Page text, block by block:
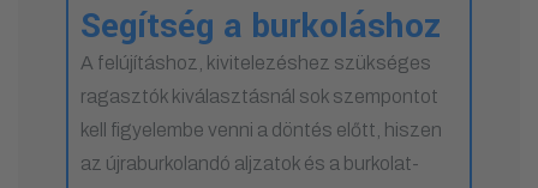
Segítség a burkoláshoz
A felújításhoz, kivitelezéshez szükséges
ragasztók kiválasztásnál sok szempontot
kell figyelembe venni a döntés előtt, hiszen
az újraburkolandó aljzatok és a burkolat-